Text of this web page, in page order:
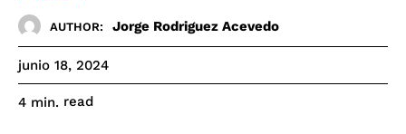
AUTHOR: Jorge Rodriguez Acevedo
junio 18, 2024
4 min. read